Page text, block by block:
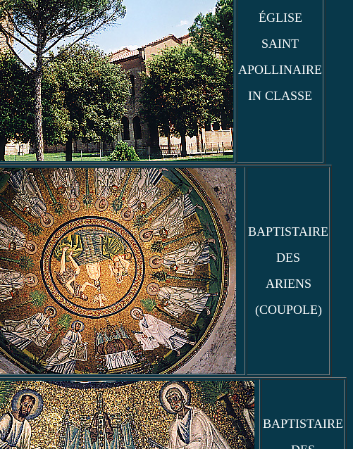
ÉGLISE
SAINT
APOLLINAIRE
IN CLASSE
BAPTISTAIRE
DES
ARIENS
(COUPOLE)
BAPTISTAIRE